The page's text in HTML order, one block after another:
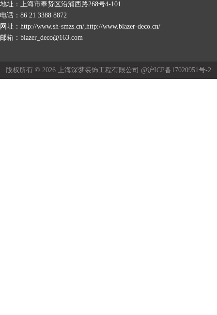
地址：上海市奉贤区沿浦西路268号4-101
电话：86 21 3388 8872
网址：http://www.sh-smzs.cn/,http://www.blazer-deco.cn/
邮箱：blazer_deco@163.com
版权所有 © 2026 上海深梦装饰工程有限公司 @沪ICP备17020951号-2